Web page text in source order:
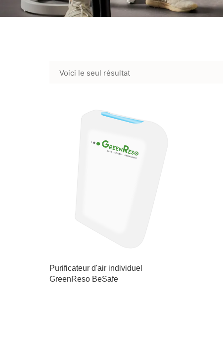
Voici le seul résultat
Purificateur d'air individuel
GreenReso BeSafe